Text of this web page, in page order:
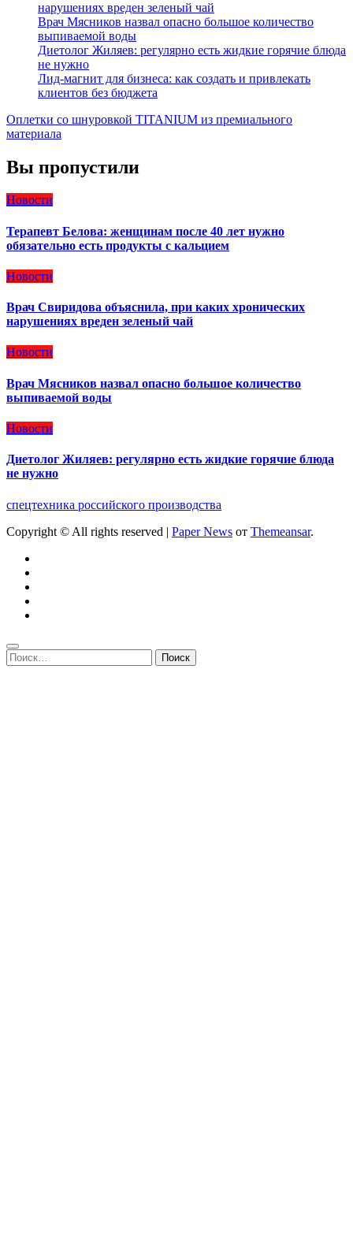
нарушениях вреден зеленый чай
Врач Мясников назвал опасно большое количество
выпиваемой воды
Диетолог Жиляев: регулярно есть жидкие горячие блюда
не нужно
Лид-магнит для бизнеса: как создать и привлекать
клиентов без бюджета
Оплетки со шнуровкой TITANIUM из премиального
материала
Вы пропустили
Новости
Терапевт Белова: женщинам после 40 лет нужно
обязательно есть продукты с кальцием
Новости
Врач Свиридова объяснила, при каких хронических
нарушениях вреден зеленый чай
Новости
Врач Мясников назвал опасно большое количество
выпиваемой воды
Новости
Диетолог Жиляев: регулярно есть жидкие горячие блюда
не нужно
спецтехника российского производства
Copyright © All rights reserved | Paper News от Themeansar.
Найти: